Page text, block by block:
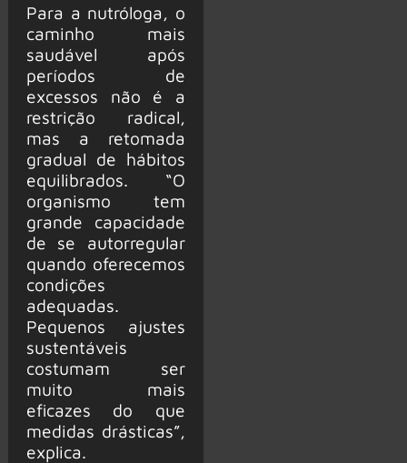
Para a nutróloga, o
caminho mais
saudável após
períodos de
excessos não é a
restrição radical,
mas a retomada
gradual de hábitos
equilibrados. “O
organismo tem
grande capacidade
de se autorregular
quando oferecemos
condições
adequadas.
Pequenos ajustes
sustentáveis
costumam ser
muito mais
eficazes do que
medidas drásticas”,
explica.